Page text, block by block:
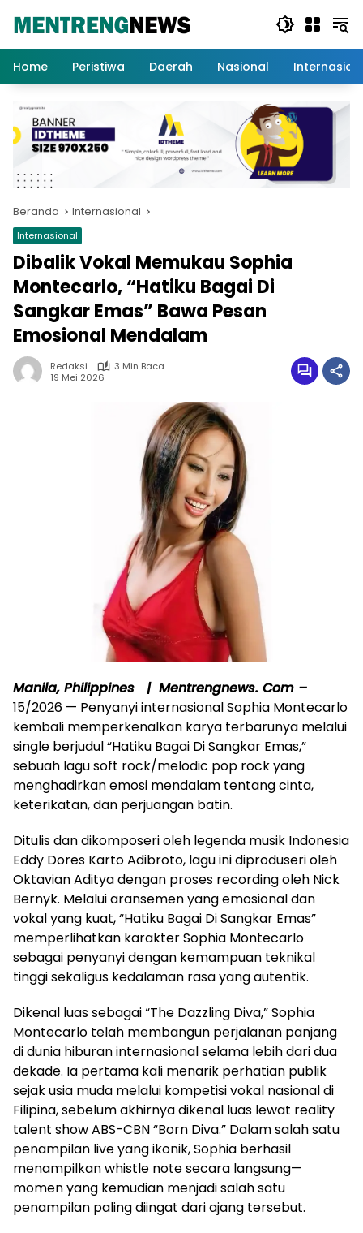
Home
Peristiwa Daerah Nasional
Beranda Internasional
Internasional
Dibalik Vokal Memukau Sophia
Montecarlo, “Hatiku Bagai Di
Sangkar Emas” Bawa Pesan
Emosional Mendalam
Redaksi
3 Min Baca
19 Mei 2026
Manila, Philippines | Mentrengnews. Com –
15/2026 — Penyanyi internasional Sophia Montecarlo
kembali memperkenalkan karya terbarunya melalui
single berjudul “Hatiku Bagai Di Sangkar Emas,”
sebuah lagu soft rock/melodic pop rock yang
menghadirkan emosi mendalam tentang cinta,
keterikatan, dan perjuangan batin.
Ditulis dan dikomposeri oleh legenda musik Indonesia
Eddy Dores Karto Adibroto, lagu ini diproduseri oleh
Oktavian Aditya dengan proses recording oleh Nick
Bernyk. Melalui aransemen yang emosional dan
vokal yang kuat, “Hatiku Bagai Di Sangkar Emas”
memperlihatkan karakter Sophia Montecarlo
sebagai penyanyi dengan kemampuan teknikal
tinggi sekaligus kedalaman rasa yang autentik.
Dikenal luas sebagai “The Dazzling Diva,” Sophia
Montecarlo telah membangun perjalanan panjang
di dunia hiburan internasional selama lebih dari dua
dekade. Ia pertama kali menarik perhatian publik
sejak usia muda melalui kompetisi vokal nasional di
Filipina, sebelum akhirnya dikenal luas lewat reality
talent show ABS-CBN “Born Diva.” Dalam salah satu
penampilan live yang ikonik, Sophia berhasil
menampilkan whistle note secara langsung—
momen yang kemudian menjadi salah satu
penampilan paling diingat dari ajang tersebut.